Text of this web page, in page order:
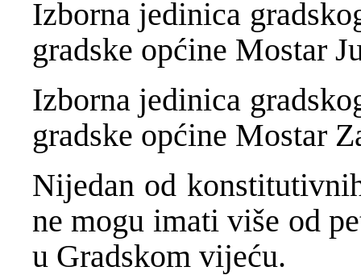
Izborna jedinica
gradske općine Mostar
Izborna jedinica
gradske općine Mostar
Nijedan od
ne mogu imati više od
u Gradskom vijeću.